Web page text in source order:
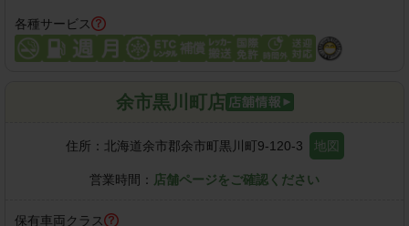
各種サービス
余市黒川町店
住所： 北海道余市郡余市町黒川町9-120-3 地図
営業時間： 店舗ページをご確認ください
保有車両クラス